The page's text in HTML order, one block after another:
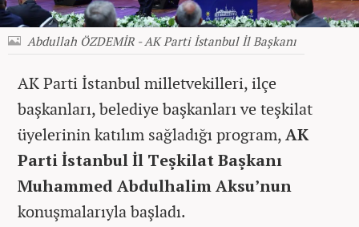
Abdullah ÖZDEMİR - AK Parti İstanbul İl Başkanı
AK Parti İstanbul milletvekilleri, ilçe
başkanları, belediye başkanları ve teşkilat
üyelerinin katılım sağladığı program,AK
Parti İstanbul İl Teşkilat Başkanı
Muhammed Abdulhalim Aksu’nun
konuşmalarıyla başladı.